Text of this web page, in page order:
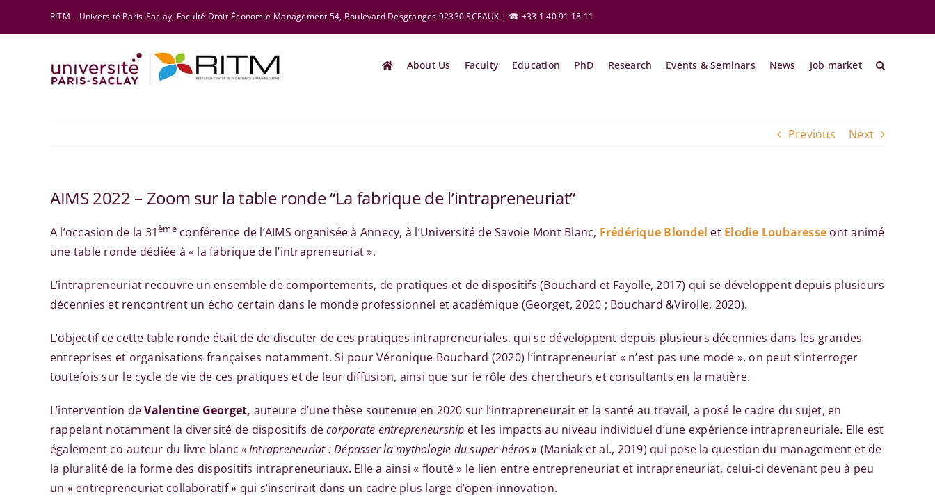
RITM – Université Paris-Saclay, Faculté Droit-Économie-Management 54, Boulevard Desgranges 92330 SCEAUX | ☎ +33 1 40 91 18 11
About Us Faculty Education PhD Research Events & Seminars News Job market
Previous Next
AIMS 2022 – Zoom sur la table ronde “La fabrique de l’intrapreneuriat”
A l’occasion de la 31èmeconférence de l’AIMS organisée à Annecy, à l’Université de Savoie Mont Blanc, Frédérique Blondel et Elodie Loubaresse ont animé
une table ronde dédiée à « la fabrique de l’intrapreneuriat ».
L’intrapreneuriat recouvre un ensemble de comportements, de pratiques et de dispositifs (Bouchard et Fayolle, 2017) qui se développent depuis plusieurs
décennies et rencontrent un écho certain dans le monde professionnel et académique (Georget, 2020 ; Bouchard &Virolle, 2020).
L’objectif ce cette table ronde était de de discuter de ces pratiques intrapreneuriales, qui se développent depuis plusieurs décennies dans les grandes
entreprises et organisations françaises notamment. Si pour Véronique Bouchard (2020) l’intrapreneuriat « n’est pas une mode », on peut s’interroger
toutefois sur le cycle de vie de ces pratiques et de leur diffusion, ainsi que sur le rôle des chercheurs et consultants en la matière.
L’intervention deValentine Georget, auteure d’une thèse soutenue en 2020 sur l’intrapreneurait et la santé au travail, a posé le cadre du sujet, en
rappelant notamment la diversité de dispositifs decorporate entrepreneurship et les impacts au niveau individuel d’une expérience intrapreneuriale. Elle est
également co-auteur du livre blanc« Intrapreneuriat : Dépasser la mythologie du super-héros» (Maniak et al., 2019) qui pose la question du management et de
la pluralité de la forme des dispositifs intrapreneuriaux. Elle a ainsi « flouté » le lien entre entrepreneuriat et intrapreneuriat, celui-ci devenant peu à peu
un « entrepreneuriat collaboratif » qui s’inscrirait dans un cadre plus large d’open-innovation.